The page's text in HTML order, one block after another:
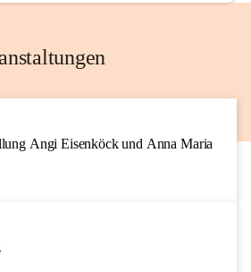
AUG
Angi Eisenköck und Anna Maria